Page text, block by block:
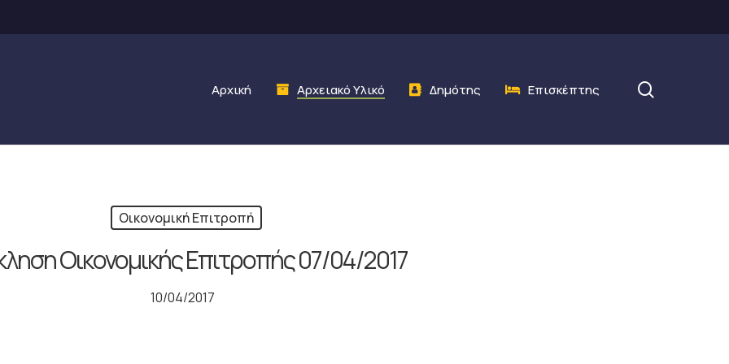
Αρχική Αρχειακό Υλικό Δημότης Επισκέπτης
Οικονομική Επιτροπή
Οικονομικής Επιτροπής 07/04/2017
10/04/2017